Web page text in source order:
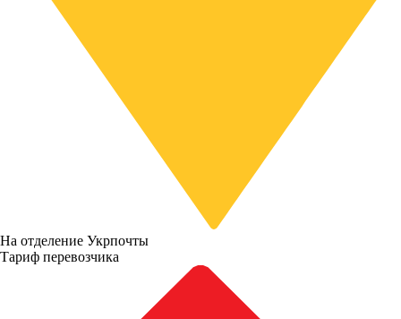
На отделение Укрпочты
Тариф перевозчика